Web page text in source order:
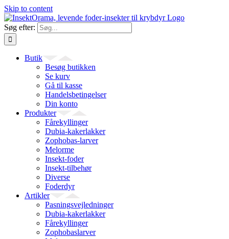
Skip to content
Søg efter:
Butik
Besøg butikken
Se kurv
Gå til kasse
Handelsbetingelser
Din konto
Produkter
Fårekyllinger
Dubia-kakerlakker
Zophobas-larver
Melorme
Insekt-foder
Insekt-tilbehør
Diverse
Foderdyr
Artikler
Pasningsvejledninger
Dubia-kakerlakker
Fårekyllinger
Zophobaslarver